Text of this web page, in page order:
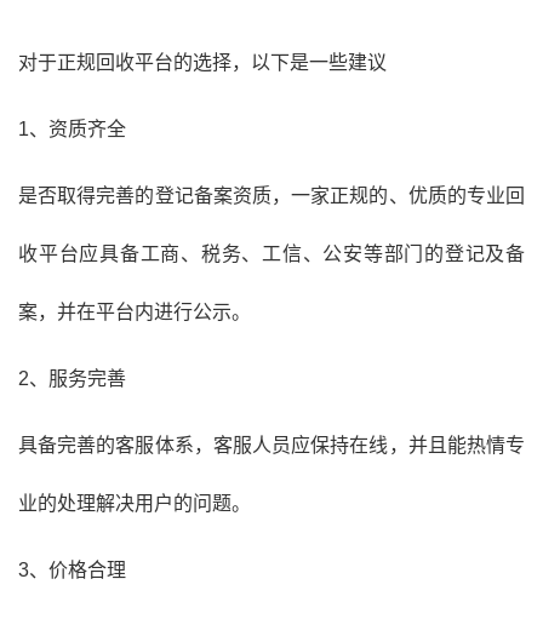
对于正规回收平台的选择，以下是一些建议
1、资质齐全
是否取得完善的登记备案资质，一家正规的、优质的专业回
收平台应具备工商、税务、工信、公安等部门的登记及备
案，并在平台内进行公示。
2、服务完善
具备完善的客服体系，客服人员应保持在线，并且能热情专
业的处理解决用户的问题。
3、价格合理